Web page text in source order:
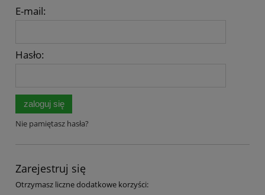
E-mail:
Hasło:
zaloguj się
Nie pamiętasz hasła?
Zarejestruj się
Otrzymasz liczne dodatkowe korzyści: